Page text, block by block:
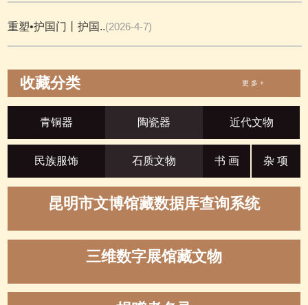
重塑•护国门丨护国..(2026-4-7)
收藏分类 更 多 +
青铜器 陶瓷器 近代文物
民族服饰 石质文物 书 画 杂 项
昆明市文博馆藏数据库查询系统
三维数字展馆藏文物